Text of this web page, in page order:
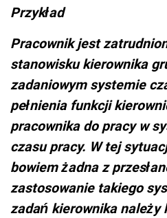
Przykład
Pracownik jest
stanowisku kierownika
zadaniowym systemie
pełnienia funkcji
pracownika do pracy w
czasu pracy. W tej
bowiem żadna z
zastosowanie takiego
zadań kierownika należy